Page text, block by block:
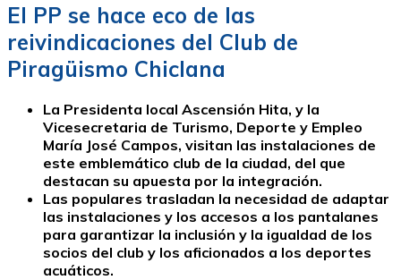
El PP se hace eco de las
reivindicaciones del Club de
Piragüismo Chiclana
La Presidenta local Ascensión Hita, y la
Vicesecretaria de Turismo, Deporte y Empleo
María José Campos, visitan las instalaciones de
este emblemático club de la ciudad, del que
destacan su apuesta por la integración.
Las populares trasladan la necesidad de adaptar
las instalaciones y los accesos a los pantalanes
para garantizar la inclusión y la igualdad de los
socios del club y los aficionados a los deportes
acuáticos.